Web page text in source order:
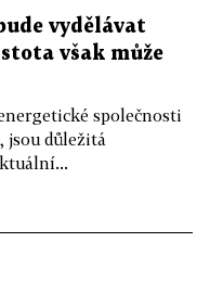
vydělávat
však může
společnosti
jsou důležitá